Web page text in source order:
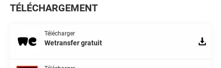
TÉLÉCHARGEMENT
Télécharger
Wetransfer gratuit